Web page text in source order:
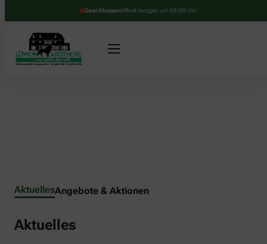
Geschlossenöffnet morgen um 08:00 Uhr
AktuellesAngebote & Aktionen
Aktuelles